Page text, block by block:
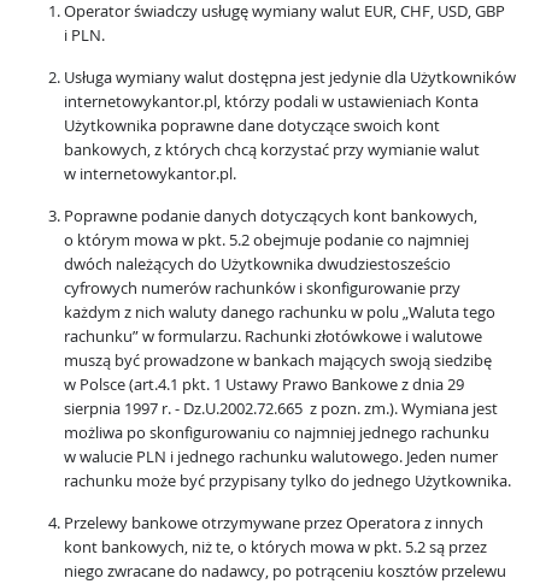
Operator świadczy usługę wymiany walut EUR, CHF, USD, GBP
i PLN.
Usługa wymiany walut dostępna jest jedynie dla Użytkowników
internetowykantor.pl, którzy podali w ustawieniach Konta
Użytkownika poprawne dane dotyczące swoich kont
bankowych, z których chcą korzystać przy wymianie walut
w internetowykantor.pl.
Poprawne podanie danych dotyczących kont bankowych,
o którym mowa w pkt. 5.2 obejmuje podanie co najmniej
dwóch należących do Użytkownika dwudziestosześcio
cyfrowych numerów rachunków i skonfigurowanie przy
każdym z nich waluty danego rachunku w polu „Waluta tego
rachunku” w formularzu. Rachunki złotówkowe i walutowe
muszą być prowadzone w bankach mających swoją siedzibę
w Polsce (art.4.1 pkt. 1 Ustawy Prawo Bankowe z dnia 29
sierpnia 1997 r. - Dz.U.2002.72.665 z pozn. zm.). Wymiana jest
możliwa po skonfigurowaniu co najmniej jednego rachunku
w walucie PLN i jednego rachunku walutowego. Jeden numer
rachunku może być przypisany tylko do jednego Użytkownika.
Przelewy bankowe otrzymywane przez Operatora z innych
kont bankowych, niż te, o których mowa w pkt. 5.2 są przez
niego zwracane do nadawcy, po potrąceniu kosztów przelewu